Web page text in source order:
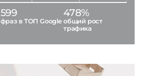
599
фраз в ТОП Google
478%
общий рост
трафика